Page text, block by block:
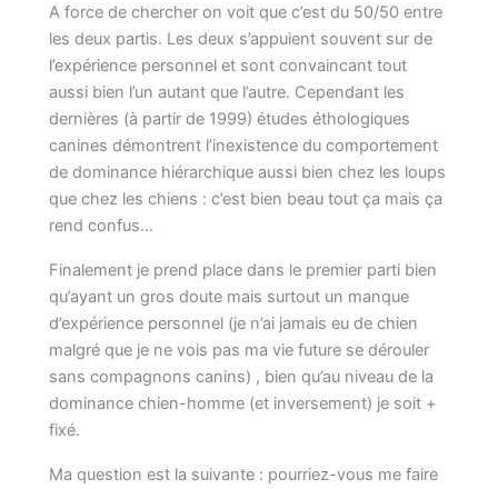
A force de chercher on voit que c’est du 50/50 entre
les deux partis. Les deux s’appuient souvent sur de
l’expérience personnel et sont convaincant tout
aussi bien l’un autant que l’autre. Cependant les
dernières (à partir de 1999) études éthologiques
canines démontrent l’inexistence du comportement
de dominance hiérarchique aussi bien chez les loups
que chez les chiens : c’est bien beau tout ça mais ça
rend confus…
Finalement je prend place dans le premier parti bien
qu’ayant un gros doute mais surtout un manque
d’expérience personnel (je n’ai jamais eu de chien
malgré que je ne vois pas ma vie future se dérouler
sans compagnons canins) , bien qu’au niveau de la
dominance chien-homme (et inversement) je soit +
fixé.
Ma question est la suivante : pourriez-vous me faire